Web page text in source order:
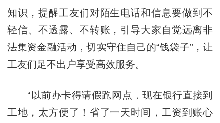
知识，提醒工友们对陌生电话和信息要做到不
轻信、不透露、不转账，引导大家自觉远离非
法集资金融活动，切实守住自己的“钱袋子”，让
工友们足不出户享受高效服务。
“以前办卡得请假跑网点，现在银行直接到
工地，太方便了！省了一天时间，工资到账心